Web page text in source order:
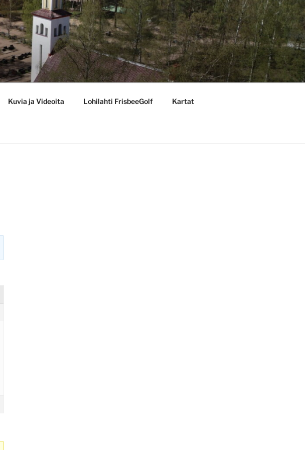
Kuvia ja Videoita Lohilahti FrisbeeGolf Kartat